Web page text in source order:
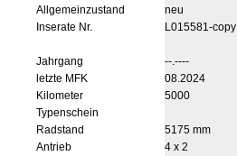
Allgemeinzustand
neu
Inserate Nr.
L015581-copy
Jahrgang
--.----
letzte MFK
08.2024
Kilometer
5000
Typenschein
Radstand
5175 mm
Antrieb
4 x 2